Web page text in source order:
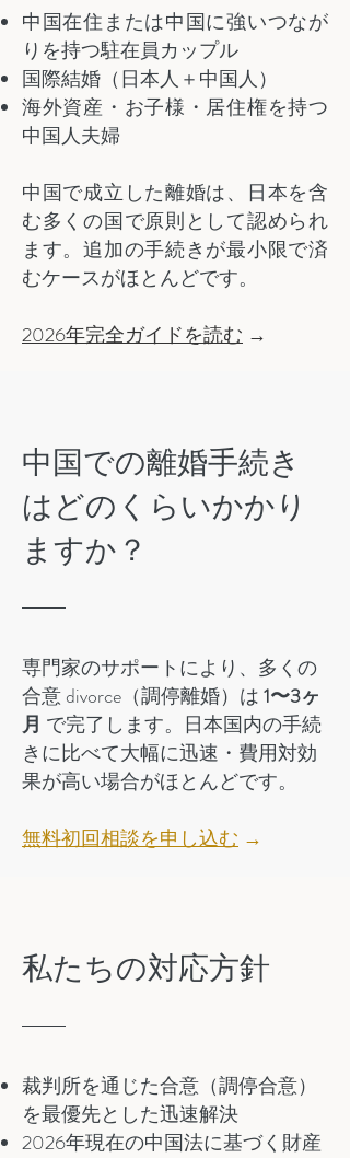
中国在住または中国に強いつなが
りを持つ駐在員カップル
国際結婚（日本人＋中国人）
海外資産・お子様・居住権を持つ
中国人夫婦
中国で成立した離婚は、日本を含
む多くの国で原則として認められ
ます。追加の手続きが最小限で済
むケースがほとんどです。
2026年完全ガイドを読む →
中国での離婚手続き
はどのくらいかかり
ますか？
専門家のサポートにより、多くの
合意 divorce（調停離婚）は1〜3ヶ
月 で完了します。日本国内の手続
きに比べて大幅に迅速・費用対効
果が高い場合がほとんどです。
無料初回相談を申し込む →
私たちの対応方針
裁判所を通じた合意（調停合意）
を最優先とした迅速解決
2026年現在の中国法に基づく財産